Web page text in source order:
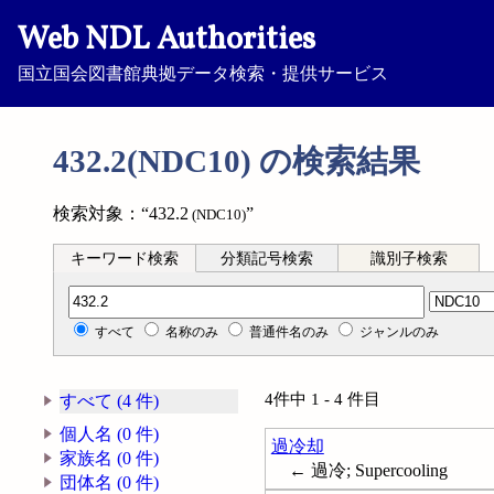
Web NDL Authorities
国立国会図書館典拠データ検索・提供サービス
432.2(NDC10) の検索結果
検索対象：“432.2 (NDC10)”
キーワード検索 分類記号検索 識別子検索
分類記号検索
すべて 名称のみ 普通件名のみ ジャンルのみ
すべて (4 件)
個人名 (0 件)
家族名 (0 件)
団体名 (0 件)
4件中 1 - 4 件目
過冷却
← 過冷; Supercooling